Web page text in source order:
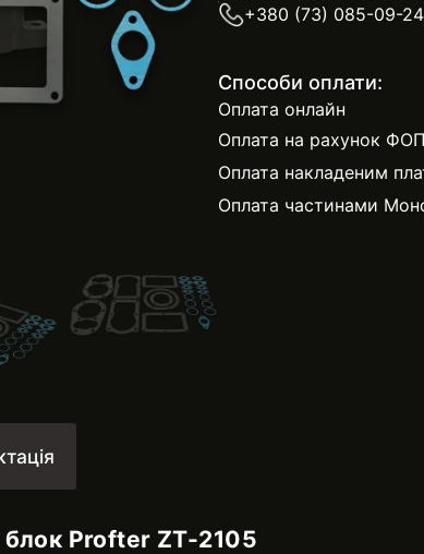
+380 (73) 085-09-24
Способи оплати:
Оплата онлайн
Оплата на рахунок ФОП
Оплата накладеним
Оплата частинами
блок Profter ZT-2105